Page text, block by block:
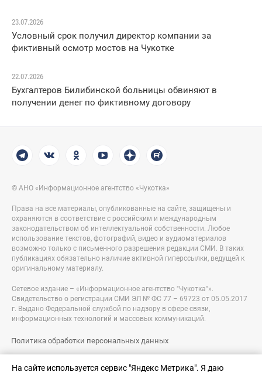
На сайте используется сервис "Яндекс Метрика". Я даю
23.07.2026
Условный срок получил директор компании за
фиктивный осмотр мостов на Чукотке
22.07.2026
Бухгалтеров Билибинской больницы обвиняют в
получении денег по фиктивному договору
© АНО «Информационное агентство «Чукотка»
Права на все материалы, опубликованные на сайте, защищены и
охраняются в соответствие с российским и международным
законодательством об интеллектуальной собственности. Любое
использование текстов, фотографий, видео и аудиоматериалов
возможно только с письменного разрешения редакции СМИ. В таких
публикациях обязательно наличие активной гиперссылки, ведущей к
оригинальному материалу.
Сетевое издание – «Информационное агентство "Чукотка"».
Свидетельство о регистрации СМИ ЭЛ № ФС 77 – 69723 от 05.05.2017
г. Выдано Федеральной службой по надзору в сфере связи,
информационных технологий и массовых коммуникаций.
Политика обработки персональных данных